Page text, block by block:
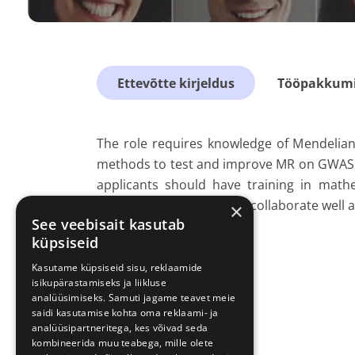
Ettevõtte kirjeldus
The role requires knowledge of
methods to test and improve MR on
applicants should have training in
should have the ability to collaborate
×
See veebisait kasutab
küpsiseid
Kasutame küpsiseid sisu, reklaamide
isikupärastamiseks ja liikluse
analüüsimiseks. Samuti jagame teavet meie
saidi kasutamise kohta oma reklaami- ja
analüüsipartneritega, kes võivad seda
kombineerida muu teabega, mille olete